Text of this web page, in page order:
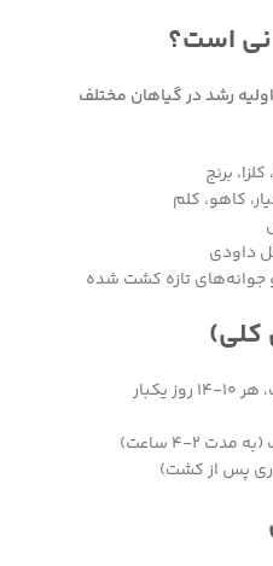
است؟
رشد در گیاهان مختلف
برنج
کاهو، کلم
داودی
جوانه‌های تازه کشت شده
کلی)